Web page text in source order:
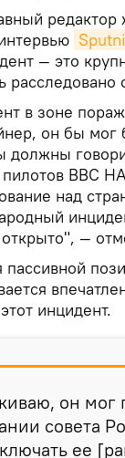
— это
расследовано
в зоне
он бы
должны
ВВС
над
—
пассивной
инцидент.
он мог
совета
ее